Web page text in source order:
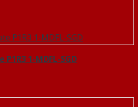
1-MDFL-SGD